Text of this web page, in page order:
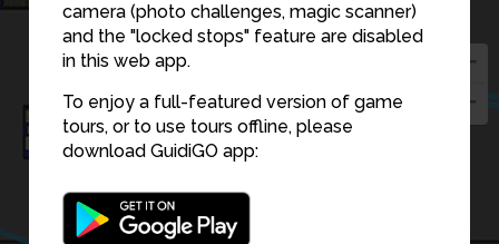
camera (photo challenges, magic scanner)
and the "locked stops" feature are disabled
in this web app.
To enjoy a full-featured version of game
tours, or to use tours offline, please
download GuidiGO app:
2